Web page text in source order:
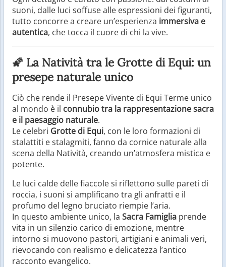
suoni, dalle luci soffuse alle espressioni dei figuranti,
tutto concorre a creare un’esperienza immersiva e
autentica, che tocca il cuore di chi la vive.
🌠 La Natività tra le Grotte di Equi: un
presepe naturale unico
Ciò che rende il Presepe Vivente di Equi Terme unico
al mondo è il connubio tra la rappresentazione sacra
e il paesaggio naturale.
Le celebri Grotte di Equi, con le loro formazioni di
stalattiti e stalagmiti, fanno da cornice naturale alla
scena della Natività, creando un’atmosfera mistica e
potente.
Le luci calde delle fiaccole si riflettono sulle pareti di
roccia, i suoni si amplificano tra gli anfratti e il
profumo del legno bruciato riempie l’aria.
In questo ambiente unico, la Sacra Famiglia prende
vita in un silenzio carico di emozione, mentre
intorno si muovono pastori, artigiani e animali veri,
rievocando con realismo e delicatezza l’antico
racconto evangelico.